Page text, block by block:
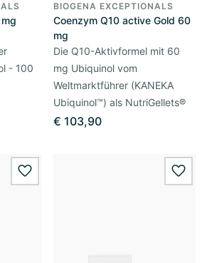
- 100
BIOGENA EXCEPTIONALS
Coenzym Q10 active Gold 60
mg
Die Q10-Aktivformel mit 60
mg Ubiquinol vom
Weltmarktführer (KANEKA
Ubiquinol™) als NutriGellets®
€ 103,90
wishlist.add